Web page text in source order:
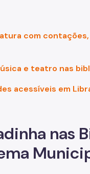
com
e teatro nas
acessíveis em
nas